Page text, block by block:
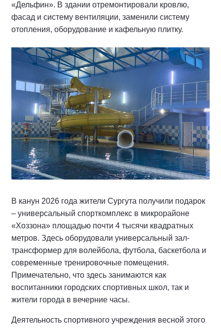
«Дельфин». В здании отремонтировали кровлю,
фасад и систему вентиляции, заменили систему
отопления, оборудование и кафельную плитку.
В канун 2026 года жители Сургута получили подарок
– универсальный спорткомплекс в микрорайоне
«Хоззона» площадью почти 4 тысячи квадратных
метров. Здесь оборудовали универсальный зал-
трансформер для волейбола, футбола, баскетбола и
современные тренировочные помещения.
Примечательно, что здесь занимаются как
воспитанники городских спортивных школ, так и
жители города в вечерние часы.
Деятельность спортивного учреждения весной этого